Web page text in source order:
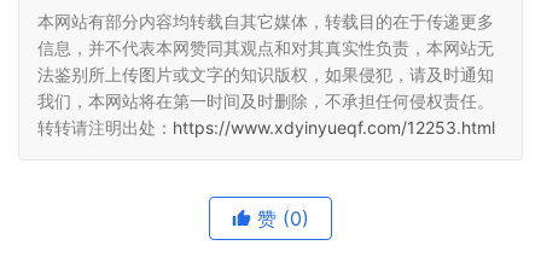
本网站有部分内容均转载自其它媒体，转载目的在于传递更多
信息，并不代表本网赞同其观点和对其真实性负责，本网站无
法鉴别所上传图片或文字的知识版权，如果侵犯，请及时通知
我们，本网站将在第一时间及时删除，不承担任何侵权责任。
转转请注明出处： https://www.xdyinyueqf.com/12253.html
赞 (0)